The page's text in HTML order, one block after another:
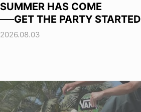
SUMMER HAS COME
──GET THE PARTY STARTED
2026.08.03